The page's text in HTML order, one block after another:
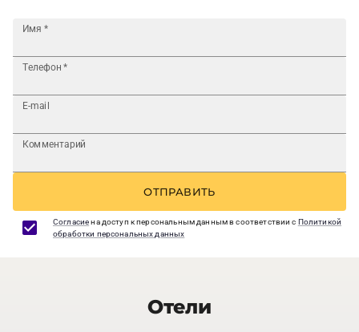
Имя *
Телефон *
E-mail
Комментарий
ОТПРАВИТЬ
Согласиена доступ к персональным данным в соответствии с Политикой
обработки персональных данных
Отели